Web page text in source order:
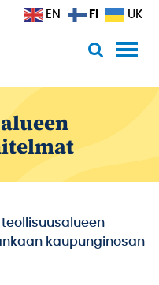
kaupunginosan
EN FI UK